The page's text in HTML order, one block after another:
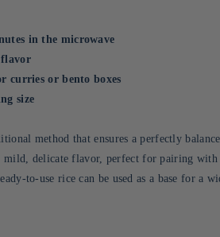
in the microwave
flavor
curries or bento boxes
size
method that ensures a perfectly
delicate flavor, perfect for pairing with
to-use rice can be used as a base for a